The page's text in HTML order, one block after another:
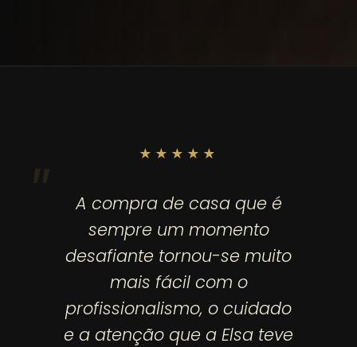
★★★★★
A compra de casa que é
sempre um momento
desafiante tornou-se muito
mais fácil com o
profissionalismo, o cuidado
e a atenção que a Elsa teve